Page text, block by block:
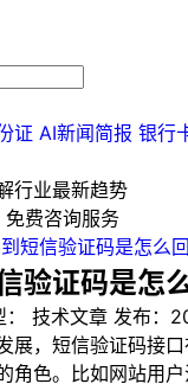
证 AI新闻简报 银行
行业最新趋势
费咨询服务
短信验证码是怎么
验证码是怎
技术文章 发布：
，短信验证码接口
角色。比如网站用